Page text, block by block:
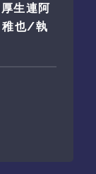
生連阿
也/執